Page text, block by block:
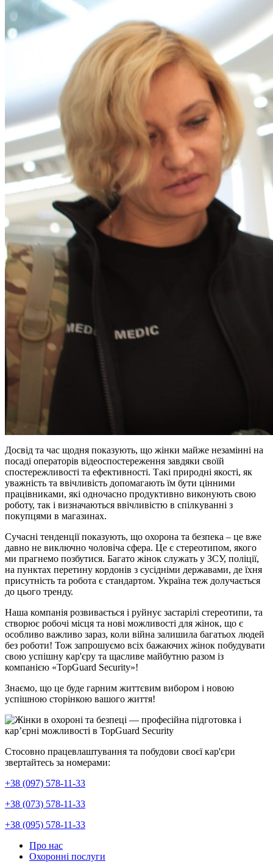
Досвід та час щодня показують, що жінки майже незамінні на
посаді операторів відеоспостереження завдяки своїй
спостережливості та ефективності. Такі природні якості, як
уважність та ввічливість допомагають їм бути цінними
працівниками, які одночасно продуктивно виконують свою
роботу, так і визначаються ввічливістю в спілкуванні з
покупцями в магазинах.
Сучасні тенденції показують, що охорона та безпека – це вже
давно не виключно чоловіча сфера. Це є стереотипом, якого
ми прагнемо позбутися. Багато жінок служать у ЗСУ, поліції,
на пунктах перетину кордонів з сусідніми державами, де їхня
присутність та робота є стандартом. Україна теж долучається
до цього тренду.
Наша компанія розвивається і руйнує застарілі стереотипи, та
створює робочі місця та нові можливості для жінок, що є
особливо важливо зараз, коли війна залишила багатьох людей
без роботи! Тож запрошуємо всіх бажаючих жінок побудувати
свою успішну кар'єру та щасливе майбутню разом із
компанією «TopGuard Security»!
Знаємо, що це буде гарним життєвим вибором і новою
успішною сторінкою вашого життя!
Стосовно працевлаштування та побудови своєї кар'єри
звертайтесь за номерами:
+38 (097) 578-11-33
+38 (073) 578-11-33
+38 (095) 578-11-33
Про нас
Охоронні послуги